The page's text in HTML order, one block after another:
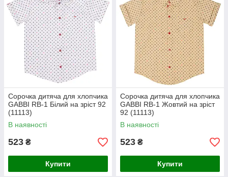
Сорочка дитяча для хлопчика
GABBI RB-1 Білий на зріст 92
(11113)
В наявності
523 ₴
Купити
Сорочка дитяча для хлопчика
GABBI RB-1 Жовтий на зріст
92 (11113)
В наявності
523 ₴
Купити